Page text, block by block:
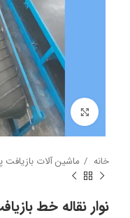
برای بزرگنمایی
خانه ماشین آلات بازیافت
نوار نقاله خط